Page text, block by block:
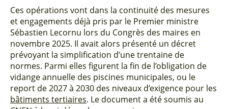
Ces opérations vont dans la continuité des mesures
et engagements déjà pris par le Premier ministre
Sébastien Lecornu lors du Congrès des maires en
novembre 2025. Il avait alors présenté un décret
prévoyant la simplification d’une trentaine de
normes. Parmi elles figurent la fin de l’obligation de
vidange annuelle des piscines municipales, ou le
report de 2027 à 2030 des niveaux d’exigence pour les
bâtiments tertiaires. Le document a été soumis au